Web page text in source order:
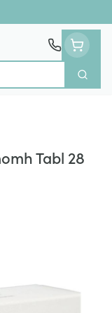
Zoek
Tabl 28